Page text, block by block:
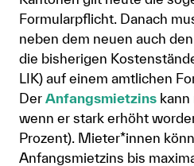
Formularpflicht. Danach
neben dem neuen auch
die bisherigen
LIK) auf einem amtlichen
Der Anfangsmietzin​s kann
wenn er stark erhöht
Prozent). Mieter*innen
Anfangsmietzins bis